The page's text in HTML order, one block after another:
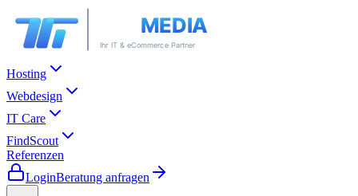
Hosting
Webdesign
IT Care
FindScout
Referenzen
LoginBeratung anfragen